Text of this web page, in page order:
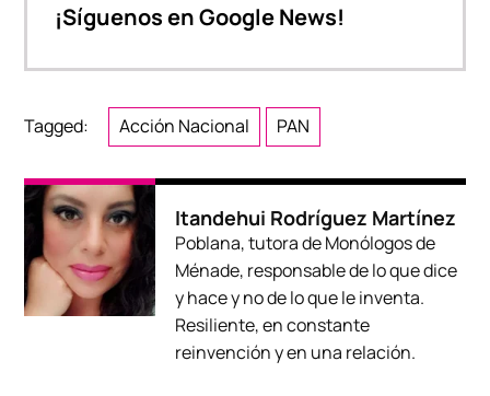
¡Síguenos en Google News!
Tagged: Acción Nacional PAN
Itandehui Rodríguez Martínez
Poblana, tutora de Monólogos de
Ménade, responsable de lo que dice
y hace y no de lo que le inventa.
Resiliente, en constante
reinvención y en una relación.